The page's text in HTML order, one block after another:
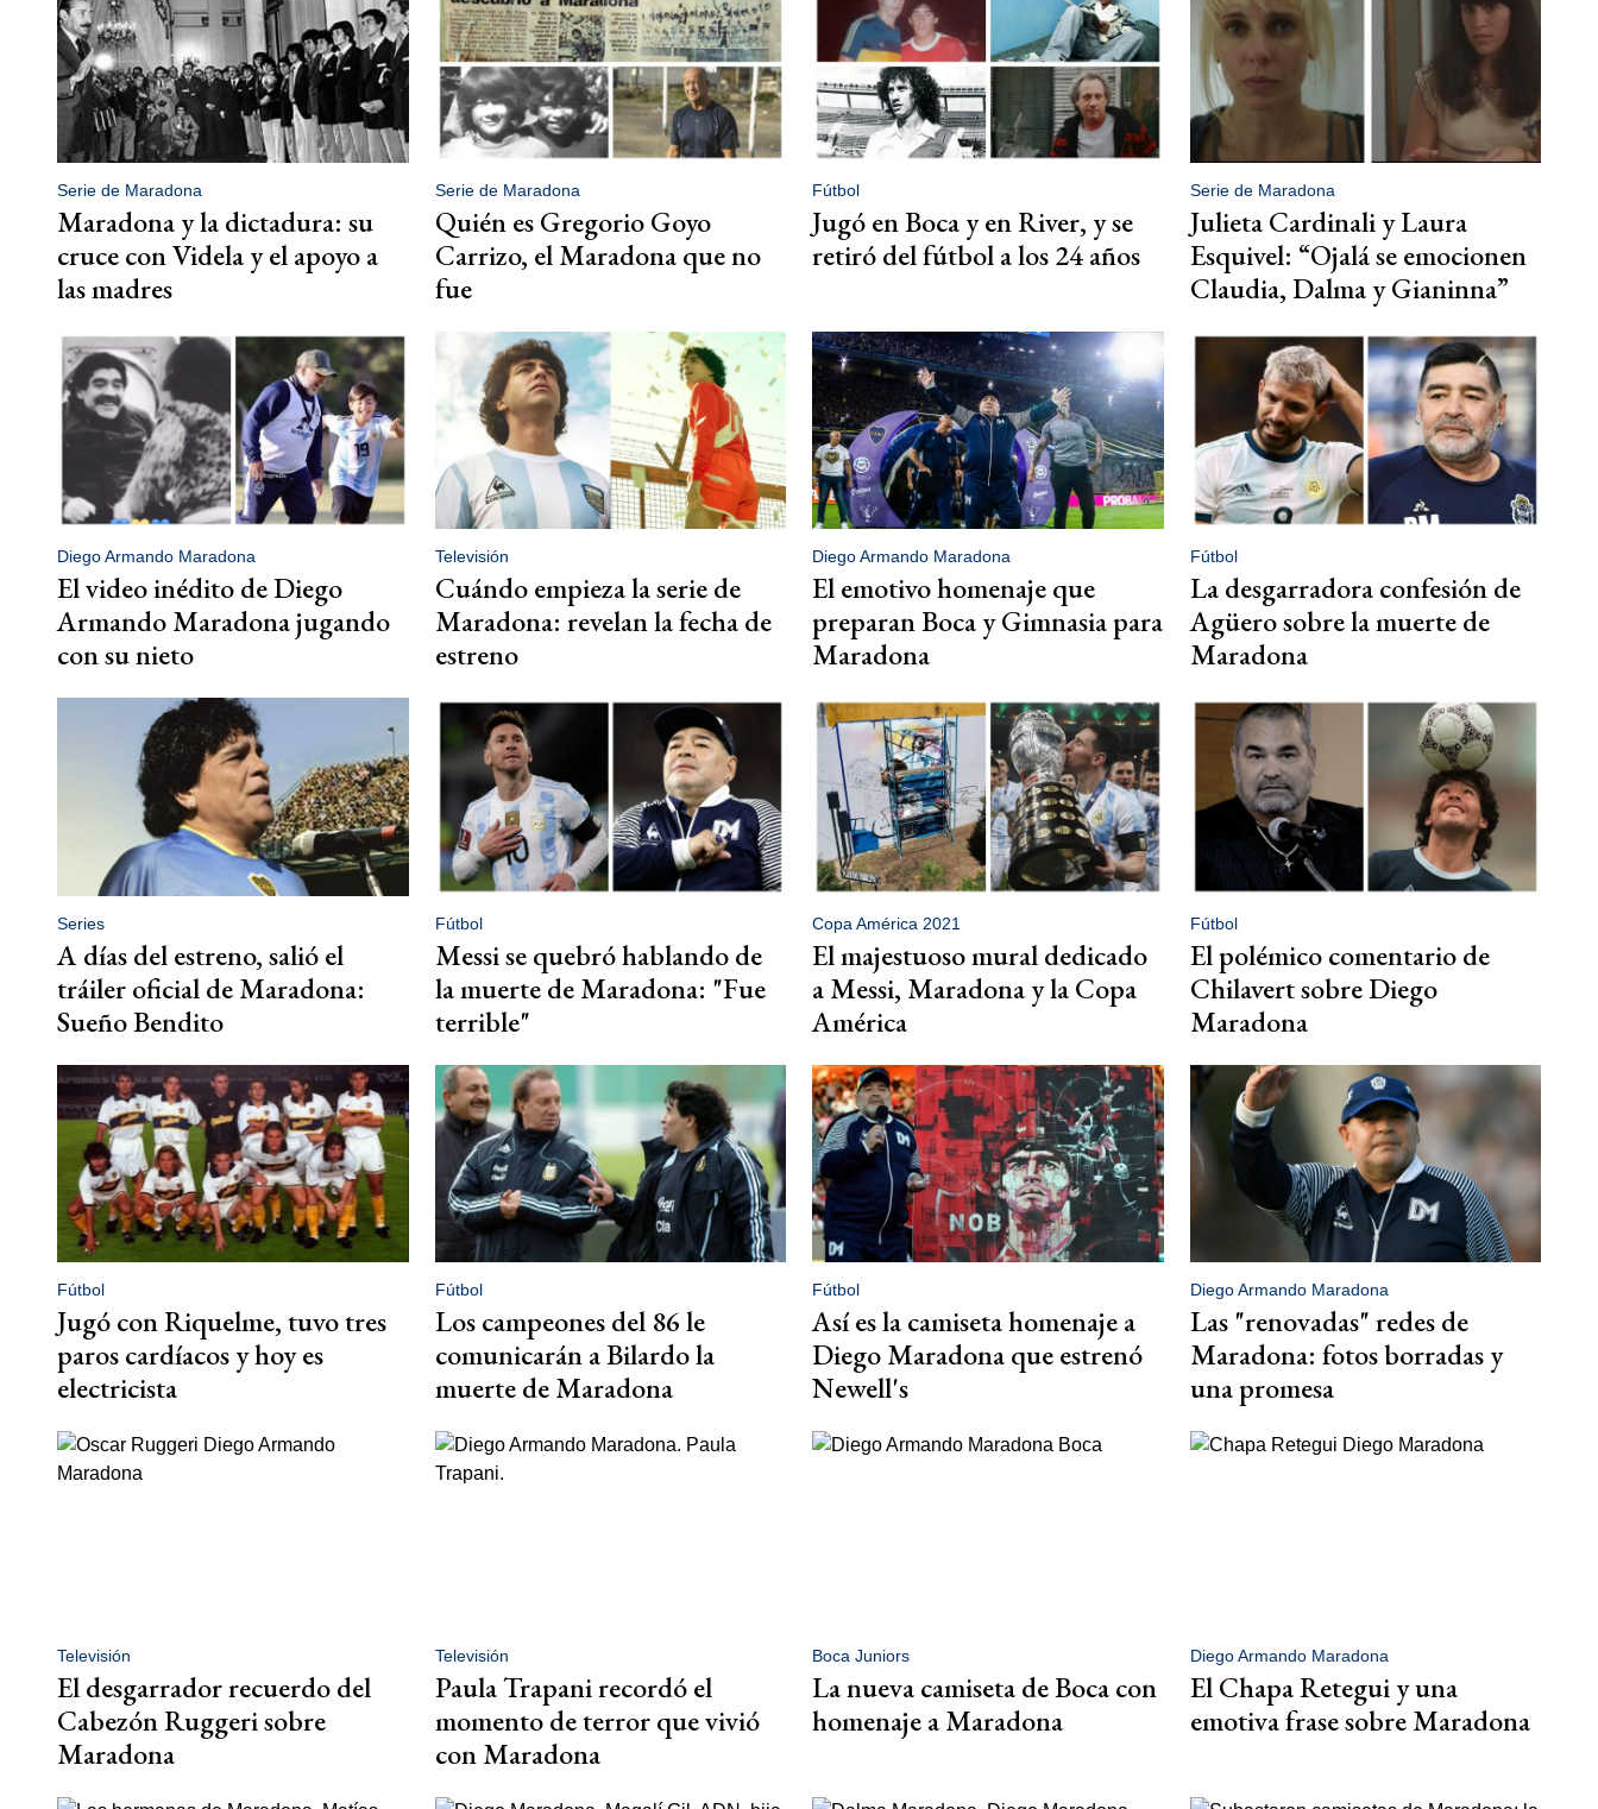
Serie de Maradona
Maradona y la dictadura: su
cruce con Videla y el apoyo a
las madres
Serie de Maradona
Quién es Gregorio Goyo
Carrizo, el Maradona que no
fue
Fútbol
Jugó en Boca y en River, y se
retiró del fútbol a los 24 años
Serie de Maradona
Julieta Cardinali y Laura
Esquivel: “Ojalá se emocionen
Claudia, Dalma y Gianinna”
Diego Armando Maradona
El video inédito de Diego
Armando Maradona jugando
con su nieto
Televisión
Cuándo empieza la serie de
Maradona: revelan la fecha de
estreno
Diego Armando Maradona
El emotivo homenaje que
preparan Boca y Gimnasia para
Maradona
Fútbol
La desgarradora confesión de
Agüero sobre la muerte de
Maradona
Series
A días del estreno, salió el
tráiler oficial de Maradona:
Sueño Bendito
Fútbol
Messi se quebró hablando de
la muerte de Maradona: "Fue
terrible"
Copa América 2021
El majestuoso mural dedicado
a Messi, Maradona y la Copa
América
Fútbol
El polémico comentario de
Chilavert sobre Diego
Maradona
Fútbol
Jugó con Riquelme, tuvo tres
paros cardíacos y hoy es
electricista
Fútbol
Los campeones del 86 le
comunicarán a Bilardo la
muerte de Maradona
Fútbol
Así es la camiseta homenaje a
Diego Maradona que estrenó
Newell's
Diego Armando Maradona
Las "renovadas" redes de
Maradona: fotos borradas y
una promesa
Televisión
El desgarrador recuerdo del
Cabezón Ruggeri sobre
Maradona
Televisión
Paula Trapani recordó el
momento de terror que vivió
con Maradona
Boca Juniors
La nueva camiseta de Boca con
homenaje a Maradona
Diego Armando Maradona
El Chapa Retegui y una
emotiva frase sobre Maradona